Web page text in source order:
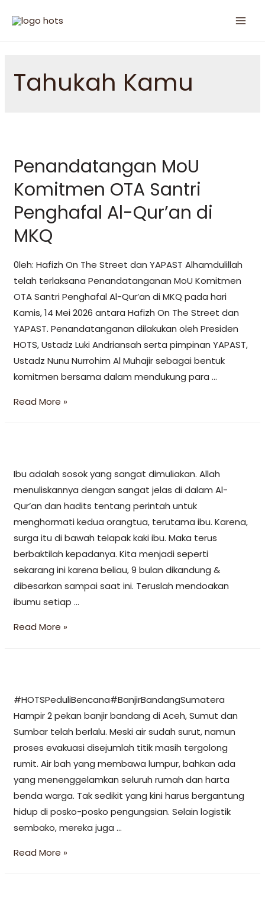
Tahukah Kamu
Penandatangan MoU
Komitmen OTA Santri
Penghafal Al-Qur’an di
MKQ
0leh: Hafizh On The Street dan YAPAST Alhamdulillah
telah terlaksana Penandatanganan MoU Komitmen
OTA Santri Penghafal Al-Qur’an di MKQ pada hari
Kamis, 14 Mei 2026 antara Hafizh On The Street dan
YAPAST. Penandatanganan dilakukan oleh Presiden
HOTS, Ustadz Luki Andriansah serta pimpinan YAPAST,
Ustadz Nunu Nurrohim Al Muhajir sebagai bentuk
komitmen bersama dalam mendukung para …
Read More »
Ibu adalah sosok yang sangat dimuliakan. Allah
menuliskannya dengan sangat jelas di dalam Al-
Qur’an dan hadits tentang perintah untuk
menghormati kedua orangtua, terutama ibu. Karena,
surga itu di bawah telapak kaki ibu. Maka terus
berbaktilah kepadanya. Kita menjadi seperti
sekarang ini karena beliau, 9 bulan dikandung &
dibesarkan sampai saat ini. Teruslah mendoakan
ibumu setiap …
Read More »
#HOTSPeduliBencana#BanjirBandangSumatera
Hampir 2 pekan banjir bandang di Aceh, Sumut dan
Sumbar telah berlalu. Meski air sudah surut, namun
proses evakuasi disejumlah titik masih tergolong
rumit. Air bah yang membawa lumpur, bahkan ada
yang menenggelamkan seluruh rumah dan harta
benda warga. Tak sedikit yang kini harus bergantung
hidup di posko-posko pengungsian. Selain logistik
sembako, mereka juga …
Read More »